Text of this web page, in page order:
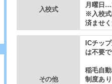
入校式
月曜日
※入校式
済ませく
その他
ICチッ
は不要で
稲毛自
制度あ